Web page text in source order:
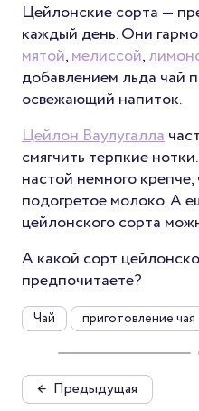
Цейлонские сорта —
каждый день. Они
мятой,мелиссой,
добавлением льда чай
освежающий напиток.
Цейлон Ваулугалла
смягчить терпкие
настой немного
подогретое молоко. А
цейлонского сорта
А какой сорт
предпочитаете?
Чай приготовление чая
← Предыдущая